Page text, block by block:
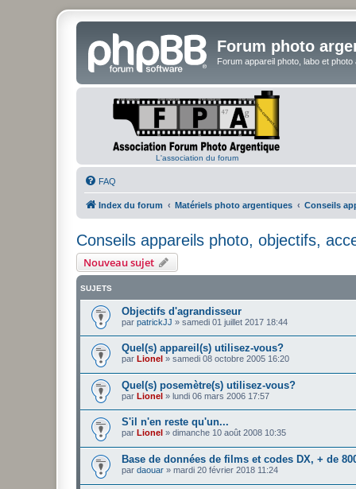
Forum photo
Forum appareil photo, labo et photo
L'association du forum
FAQ
Index du forum Matériels photo argentiques Conseils
Conseils appareils photo, objectifs,
Nouveau sujet
SUJETS
Objectifs d'agrandisseur
par patrickJJ » samedi 01 juillet 2017 18:44
Quel(s) appareil(s) utilisez-vous?
par Lionel » samedi 08 octobre 2005 16:20
Quel(s) posemètre(s) utilisez-vous?
par Lionel » lundi 06 mars 2006 17:57
S'il n'en reste qu'un...
par Lionel » dimanche 10 août 2008 10:35
Base de données de films et codes DX, + de
par daouar » mardi 20 février 2018 11:24